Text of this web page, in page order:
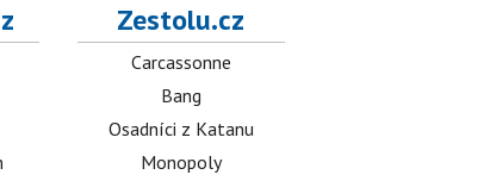
Zestolu.cz
Carcassonne
Bang
Osadníci z Katanu
Monopoly